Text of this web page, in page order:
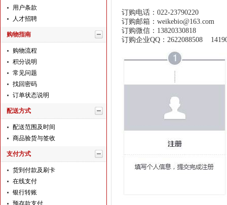
用户条款
人才招聘
购物指南
购物流程
积分说明
常见问题
找回密码
订单状态说明
配送方式
配送范围及时间
商品验货与签收
支付方式
货到付款及刷卡
在线支付
银行转账
预存款支付
订购电话：022-23790220
订购邮箱：weikebio@163.com
订购微信：13820330818
订购企业QQ：2622088508